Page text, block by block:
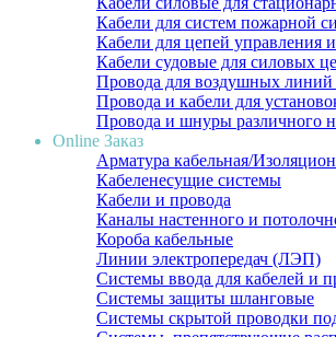
Кабели для систем пожарной
Кабели для цепей управления
Кабели судовые для силовых
Провода для воздушных линий
Провода и кабели для
Провода и шнуры различного
Online Заказ
Арматура кабельная/
Кабеленесущие системы
Кабели и провода
Каналы настенного и
Короба кабельные
Линии электропередач (ЛЭП)
Системы ввода для кабелей и
Системы защиты шланговые
Системы скрытой проводки